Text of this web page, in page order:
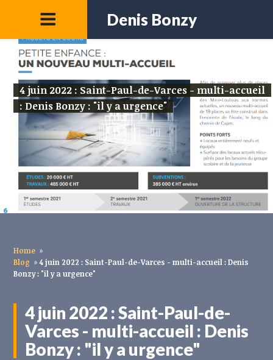
Denis Bonzy
4 juin 2022 : Saint-Paul-de-Varces - multi-accueil
: Denis Bonzy : "il y a urgence"
Home »
Blog » 4 juin 2022 : Saint-Paul-de-Varces - multi-accueil : Denis
Bonzy : "il y a urgence"
4 juin 2022 : Saint-Paul-de-
Varces - multi-accueil : Denis
Bonzy : "il y a urgence"